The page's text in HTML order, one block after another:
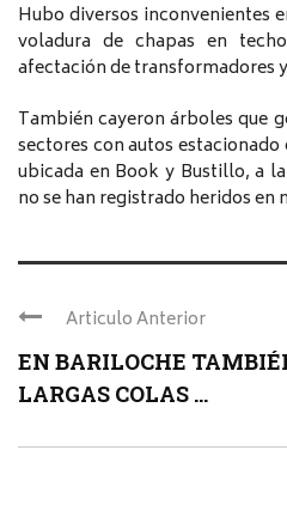
Hubo diversos inconvenientes
voladura de chapas en
afectación de transformadores
También cayeron árboles que
sectores con autos
ubicada en Book y Bustillo, a
no se han registrado heridos en
Articulo Anterior
EN BARILOCHE
LARGAS COLAS ...